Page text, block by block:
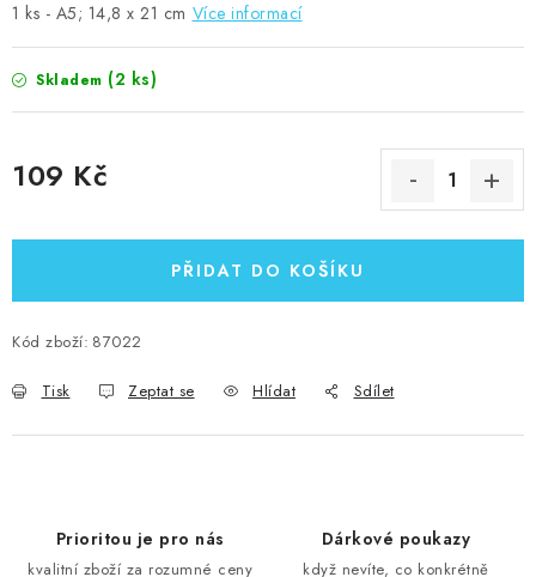
1 ks - A5; 14,8 x 21 cm Více informací
Skladem (2 ks)
109 Kč
PŘIDAT DO KOŠÍKU
Kód zboží: 87022
Tisk Zeptat se Hlídat Sdílet
Prioritou je pro nás
kvalitní zboží za rozumné ceny
Dárkové poukazy
když nevíte, co konkrétně